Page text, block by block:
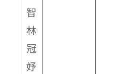
智
林
冠
妤